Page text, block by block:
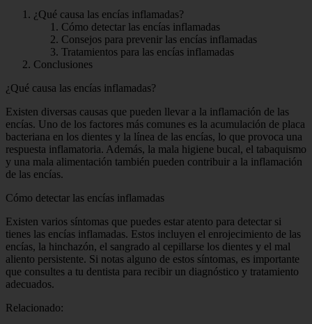
¿Qué causa las encías inflamadas?
Cómo detectar las encías inflamadas
Consejos para prevenir las encías inflamadas
Tratamientos para las encías inflamadas
Conclusiones
¿Qué causa las encías inflamadas?
Existen diversas causas que pueden llevar a la inflamación de las
encías. Uno de los factores más comunes es la acumulación de placa
bacteriana en los dientes y la línea de las encías, lo que provoca una
respuesta inflamatoria. Además, la mala higiene bucal, el tabaquismo
y una mala alimentación también pueden contribuir a la inflamación
de las encías.
Cómo detectar las encías inflamadas
Existen varios síntomas que puedes estar atento para detectar si
tienes las encías inflamadas. Estos incluyen el enrojecimiento de las
encías, la hinchazón, el sangrado al cepillarse los dientes y el mal
aliento persistente. Si notas alguno de estos síntomas, es importante
que consultes a tu dentista para recibir un diagnóstico y tratamiento
adecuados.
Relacionado: